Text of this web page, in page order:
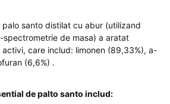
palo santo distilat cu abur (utilizand
de masa) a aratat
care includ: limonen (89,33%), a-
(6,6%) .
de palto santo includ: